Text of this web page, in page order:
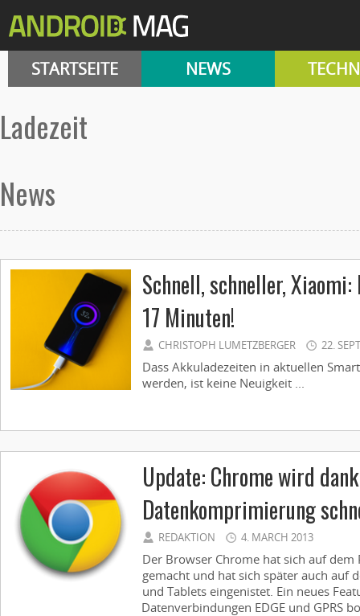
STARTSEITE NEWS
Ladezeit
News
Schnell, schneller,
17 Minuten!
CHRISTOPH LUMETZBERGER 22.
Dass Akkuladezeiten in aktuellen
werden, ist keine Neuigkeit ...
Update: Chrome wird dank
Datenkomprimierung
REDAKTION 4. MARCH 2013
Der Browser Chrome hat sich auf dem
gemacht und hat sich später auch auf
und Tablets eingenistet. Ein neues
Datenverbindungen EDGE und GPRS